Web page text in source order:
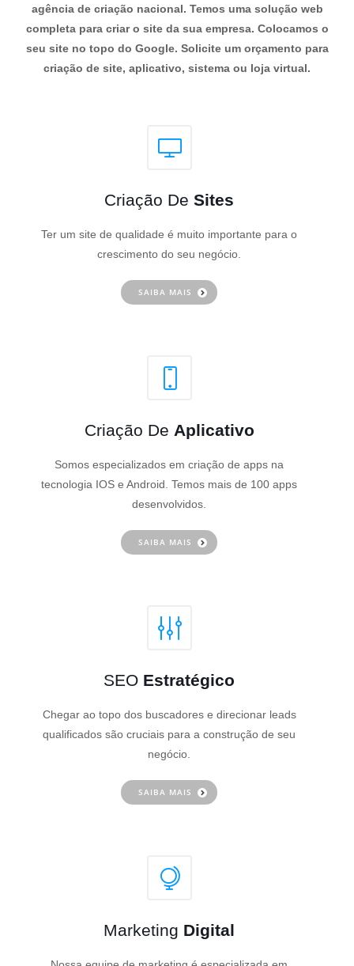
agência de criação nacional. Temos uma solução web
completa para criar o site da sua empresa. Colocamos o
seu site no topo do Google. Solicite um orçamento para
criação de site, aplicativo, sistema ou loja virtual.
Criação De Sites
Ter um site de qualidade é muito importante para o
crescimento do seu negócio.
SAIBA MAIS
Criação De Aplicativo
Somos especializados em criação de apps na
tecnologia IOS e Android. Temos mais de 100 apps
desenvolvidos.
SAIBA MAIS
SEO Estratégico
Chegar ao topo dos buscadores e direcionar leads
qualificados são cruciais para a construção de seu
negócio.
SAIBA MAIS
Marketing Digital